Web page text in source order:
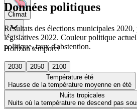
Climat
Horizon temporel
2030 2050
2100
Température été
Hausse de la température moyenne en été
Nuits tropicales
Nuits où la température ne descend pas
Données politiques
Résultats des élections municipales
législatives 2022. Couleur politique
politique, taux d'abstention.